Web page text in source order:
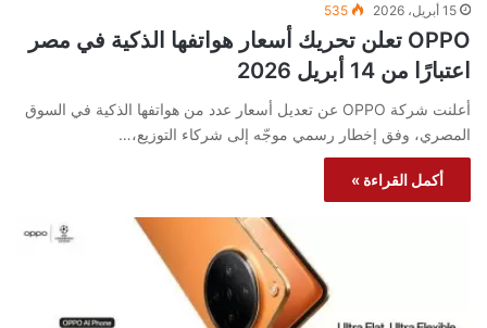
15 أبريل، 2026 535
OPPO تعلن تحريك أسعار هواتفها الذكية في مصر
اعتبارًا من 14 أبريل 2026
أعلنت شركة OPPO عن تعديل أسعار عدد من هواتفها الذكية في السوق
المصري، وفق إخطار رسمي موجّه إلى شركاء التوزيع،…
أكمل القراءة »